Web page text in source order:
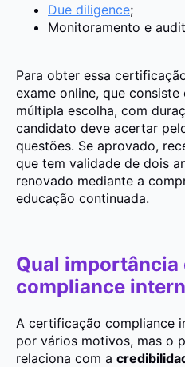
Due diligence;
Monitoramento e
Para obter essa
exame online, que consiste
múltipla escolha, com
candidato deve acertar
questões. Se aprovado,
que tem validade de dois
renovado mediante a
educação continuada.
Qual
compliance
A certificação compliance
por vários motivos, mas o
relaciona com a